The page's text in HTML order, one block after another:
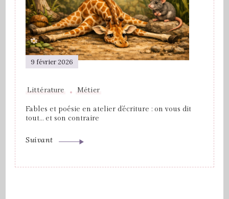
9 février 2026
Littérature Métier
Fables et poésie en atelier d’écriture : on vous dit
tout… et son contraire
Suivant